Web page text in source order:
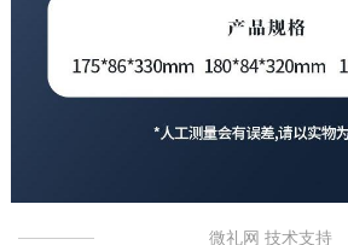
微礼网 技术支持